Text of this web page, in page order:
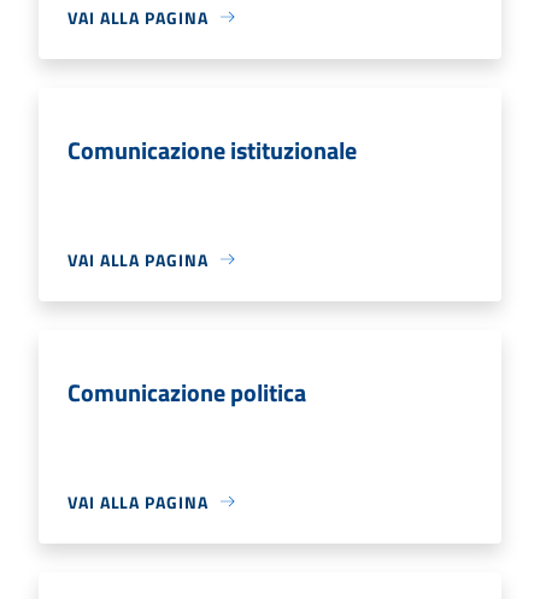
VAI ALLA PAGINA
Comunicazione istituzionale
VAI ALLA PAGINA
Comunicazione politica
VAI ALLA PAGINA